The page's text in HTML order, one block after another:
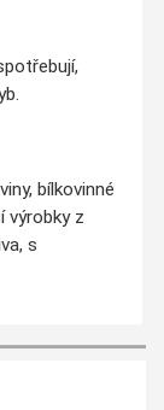
bílkovinné
výrobky z
s